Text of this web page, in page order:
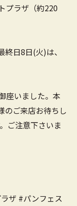
プラザ（約220
日8日(火)は、
座いました。本
のご来店お待ちし
ご注意下さいま
ザ #パンフェス